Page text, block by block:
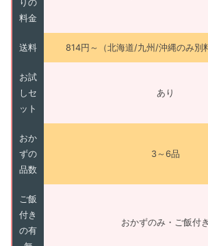
りの
料金
送料 814円～（北海道/九州/沖縄のみ別
お試
しセ
ット
あり
おか
ずの
品数
3～6品
ご飯
付き
の有
おかずのみ・ご飯付き